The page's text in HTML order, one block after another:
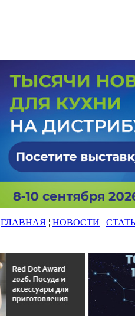
ГЛАВНАЯ ¦ НОВОСТИ ¦